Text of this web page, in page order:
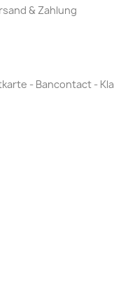
& Zahlung
- Bancontact -